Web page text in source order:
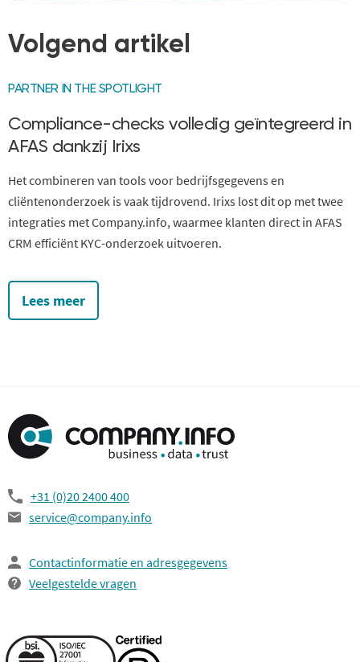
Volgend artikel
PARTNER IN THE SPOTLIGHT
Compliance-checks volledig geïntegreerd in
AFAS dankzij Irixs
Het combineren van tools voor bedrijfsgegevens en
cliëntenonderzoek is vaak tijdrovend. Irixs lost dit op met twee
integraties met Company.info, waarmee klanten direct in AFAS
CRM efficiënt KYC-onderzoek uitvoeren.
Lees meer
+31 (0)20 2400 400
service@company.info
Contactinformatie en adresgegevens
Veelgestelde vragen